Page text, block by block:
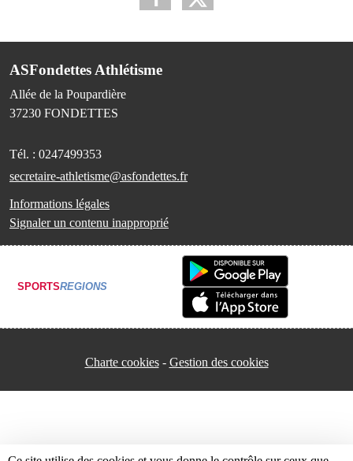
ASFondettes Athlétisme
Allée de la Poupardière
37230 FONDETTES
Tél. : 0247499353
secretaire-athletisme@asfondettes.fr
Informations légales
Signaler un contenu inapproprié
SPORTSREGIONS
Charte cookies Gestion des cookies